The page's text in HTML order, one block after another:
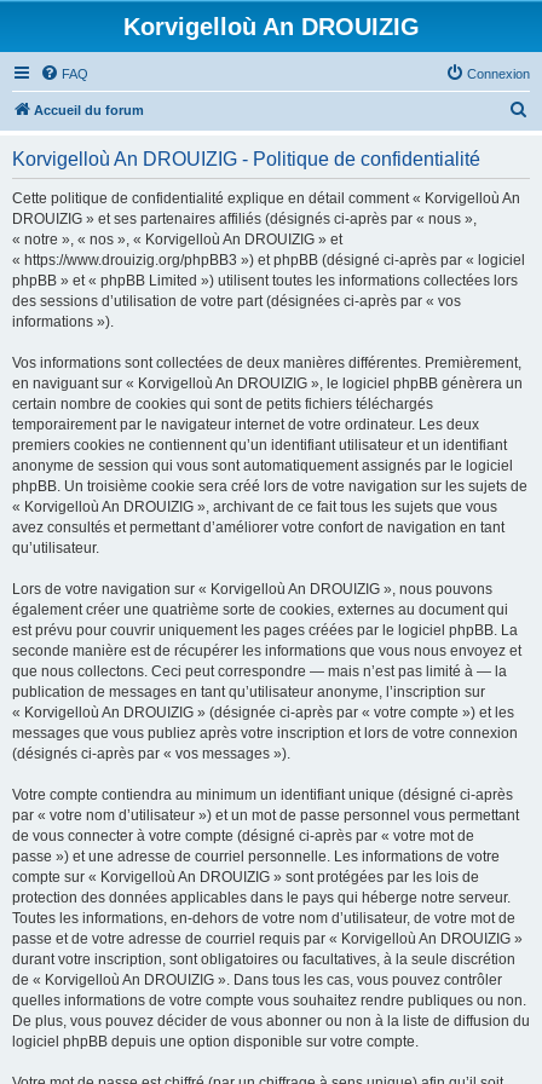
Korvigelloù An DROUIZIG
FAQ Connexion
Accueil du forum
Korvigelloù An DROUIZIG - Politique de confidentialité
Cette politique de confidentialité explique en détail comment « Korvigelloù An
DROUIZIG » et ses partenaires affiliés (désignés ci-après par « nous »,
« notre », « nos », « Korvigelloù An DROUIZIG » et
« https://www.drouizig.org/phpBB3 ») et phpBB (désigné ci-après par « logiciel
phpBB » et « phpBB Limited ») utilisent toutes les informations collectées lors
des sessions d’utilisation de votre part (désignées ci-après par « vos
informations »).
Vos informations sont collectées de deux manières différentes. Premièrement,
en naviguant sur « Korvigelloù An DROUIZIG », le logiciel phpBB génèrera un
certain nombre de cookies qui sont de petits fichiers téléchargés
temporairement par le navigateur internet de votre ordinateur. Les deux
premiers cookies ne contiennent qu’un identifiant utilisateur et un identifiant
anonyme de session qui vous sont automatiquement assignés par le logiciel
phpBB. Un troisième cookie sera créé lors de votre navigation sur les sujets de
« Korvigelloù An DROUIZIG », archivant de ce fait tous les sujets que vous
avez consultés et permettant d’améliorer votre confort de navigation en tant
qu’utilisateur.
Lors de votre navigation sur « Korvigelloù An DROUIZIG », nous pouvons
également créer une quatrième sorte de cookies, externes au document qui
est prévu pour couvrir uniquement les pages créées par le logiciel phpBB. La
seconde manière est de récupérer les informations que vous nous envoyez et
que nous collectons. Ceci peut correspondre — mais n’est pas limité à — la
publication de messages en tant qu’utilisateur anonyme, l’inscription sur
« Korvigelloù An DROUIZIG » (désignée ci-après par « votre compte ») et les
messages que vous publiez après votre inscription et lors de votre connexion
(désignés ci-après par « vos messages »).
Votre compte contiendra au minimum un identifiant unique (désigné ci-après
par « votre nom d’utilisateur ») et un mot de passe personnel vous permettant
de vous connecter à votre compte (désigné ci-après par « votre mot de
passe ») et une adresse de courriel personnelle. Les informations de votre
compte sur « Korvigelloù An DROUIZIG » sont protégées par les lois de
protection des données applicables dans le pays qui héberge notre serveur.
Toutes les informations, en-dehors de votre nom d’utilisateur, de votre mot de
passe et de votre adresse de courriel requis par « Korvigelloù An DROUIZIG »
durant votre inscription, sont obligatoires ou facultatives, à la seule discrétion
de « Korvigelloù An DROUIZIG ». Dans tous les cas, vous pouvez contrôler
quelles informations de votre compte vous souhaitez rendre publiques ou non.
De plus, vous pouvez décider de vous abonner ou non à la liste de diffusion du
logiciel phpBB depuis une option disponible sur votre compte.